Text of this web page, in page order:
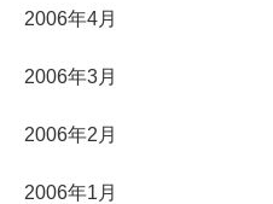
2006年4月
2006年3月
2006年2月
2006年1月